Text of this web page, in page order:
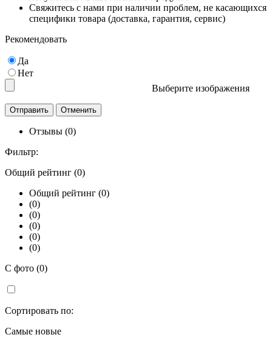
Свяжитесь с нами при наличии проблем, не касающихся
специфики товара (доставка, гарантия, сервис)
Рекомендовать
Да
Нет
Выберите изображения
Отзывы (0)
Фильтр:
Общий рейтинг (0)
Общий рейтинг (0)
(0)
(0)
(0)
(0)
(0)
С фото (0)
Сортировать по:
Самые новые